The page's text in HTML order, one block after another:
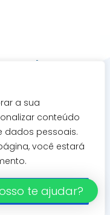
a sua
conteúdo
dados pessoais.
você estará
te ajudar?